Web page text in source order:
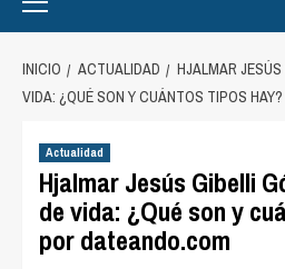
Menu
INICIO ACTUALIDAD
HJALMAR
VIDA: ¿QUÉ SON Y CUÁNTOS TIPOS
Actualidad
Hjalmar Jesús Gibelli
de vida: ¿Qué son y
por dateando.com